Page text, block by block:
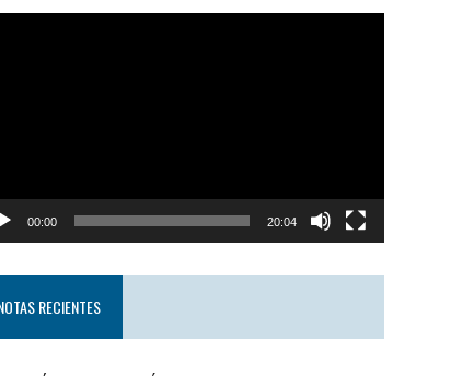
00:00 20:04
RECIENTES